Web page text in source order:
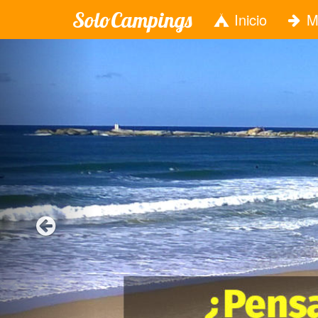
SoloCampings Inicio